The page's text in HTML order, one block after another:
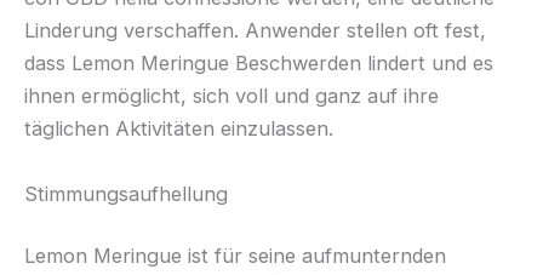
Linderung verschaffen. Anwender stellen oft fest,
dass Lemon Meringue Beschwerden lindert und es
ihnen ermöglicht, sich voll und ganz auf ihre
täglichen Aktivitäten einzulassen.
Stimmungsaufhellung
Lemon Meringue ist für seine aufmunternden